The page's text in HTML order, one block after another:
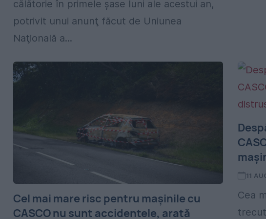
călătorie în primele șase luni ale acestui an,
potrivit unui anunţ făcut de Uniunea
Naţională a...
Cel mai mare risc pentru mașinile cu
CASCO nu sunt accidentele, arată
11
Cea